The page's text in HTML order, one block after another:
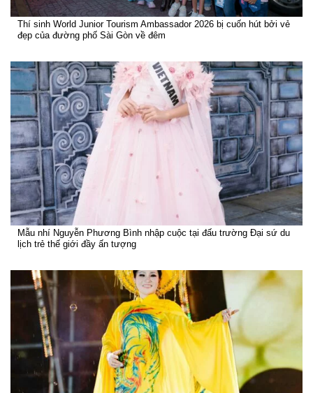
Thí sinh World Junior Tourism Ambassador 2026 bị cuốn hút bởi vẻ
đẹp của đường phố Sài Gòn về đêm
Mẫu nhí Nguyễn Phương Bình nhập cuộc tại đấu trường Đại sứ du
lịch trẻ thế giới đầy ấn tượng